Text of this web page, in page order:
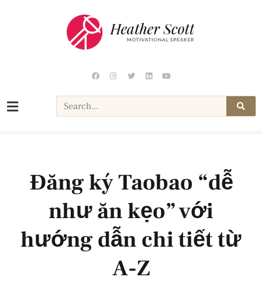
Đăng ký Taobao “dễ
như ăn kẹo” với
hướng dẫn chi tiết từ
A-Z